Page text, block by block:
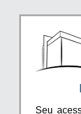
Seu